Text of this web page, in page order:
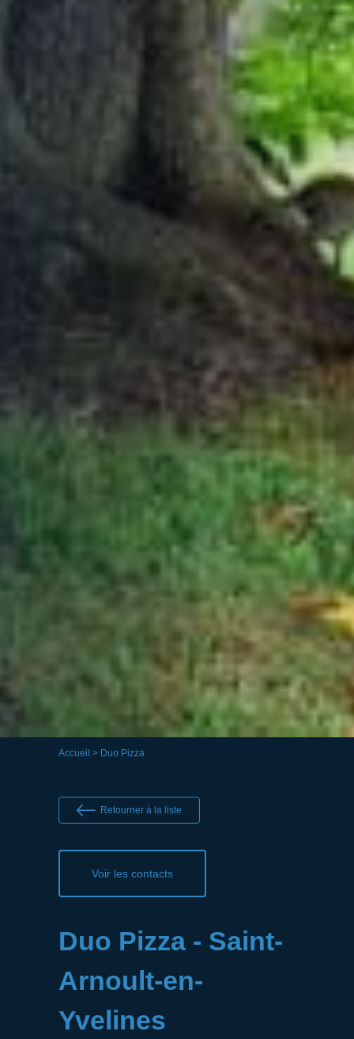
Accueil > Duo Pizza
Retourner à la liste
Voir les contacts
Duo Pizza - Saint-
Arnoult-en-
Yvelines